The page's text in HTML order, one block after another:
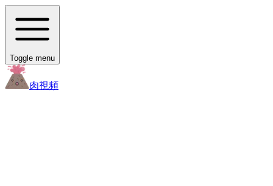
Toggle menu
肉視頻